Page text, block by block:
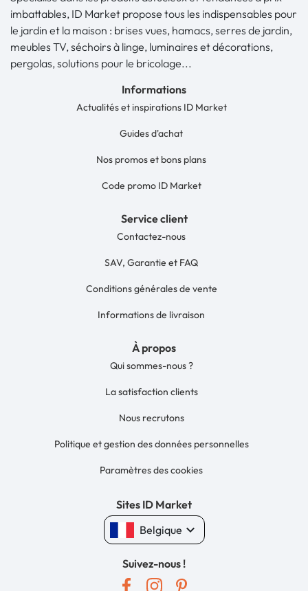
imbattables, ID Market propose tous les indispensables pour
le jardin et la maison : brises vues, hamacs, serres de jardin,
meubles TV, séchoirs à linge, luminaires et décorations,
pergolas, solutions pour le bricolage...
Informations
Actualités et inspirations ID Market
Guides d'achat
Nos promos et bons plans
Code promo ID Market
Service client
Contactez-nous
SAV, Garantie et FAQ
Conditions générales de vente
Informations de livraison
À propos
Qui sommes-nous ?
La satisfaction clients
Nous recrutons
Politique et gestion des données personnelles
Paramètres des cookies
Sites ID Market
Belgique keyboard_arrow_down
Suivez-nous !